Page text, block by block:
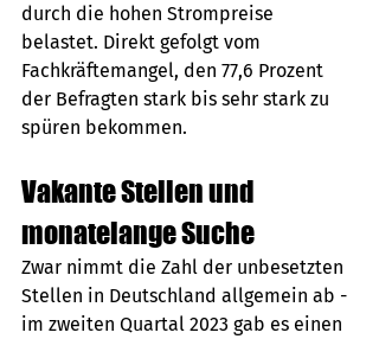
durch die hohen Strompreise
belastet. Direkt gefolgt vom
Fachkräftemangel, den 77,6 Prozent
der Befragten stark bis sehr stark zu
spüren bekommen.
Vakante Stellen und
monatelange Suche
Zwar nimmt die Zahl der unbesetzten
Stellen in Deutschland allgemein ab -
im zweiten Quartal 2023 gab es einen